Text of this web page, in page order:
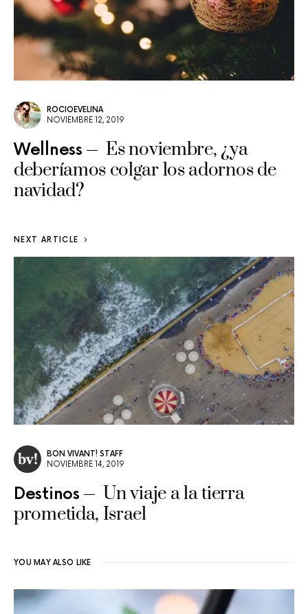
ROCIOEVELINA
NOVIEMBRE 12, 2019
Wellness
Es noviembre, ¿ya
deberíamos colgar los adornos de
navidad?
NEXT ARTICLE
BON VIVANT! STAFF
NOVIEMBRE 14, 2019
Destinos
Un viaje a la tierra
prometida, Israel
YOU MAY ALSO LIKE